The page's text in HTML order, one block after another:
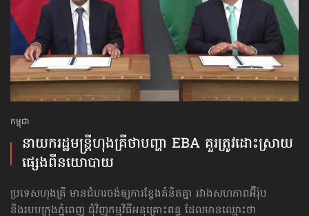
កម្ពុជា
នាយករដ្ឋមន្ត្រី​ហុងគ្រី​ថា​បញ្ហា EBA គួរត្រូវ​ដោះស្រាយ​
ផ្សេង​ពី​នយោបាយ
ប្រទេសហុងគ្រី មានជំហរចង់ឲ្យការខ្វែងគំនិតគ្នា រវាងសហភាពអ៊ឺរ៉ុប
និងរបបក្រុងភ្នំពេញ ជុំវិញកម្មវិធីអនុគ្រោះពន្ធ ដែលមានឈ្មោះថា